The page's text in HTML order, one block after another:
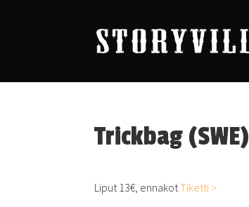
Trickbag (SWE)
Liput 13€, ennakotTiketti >